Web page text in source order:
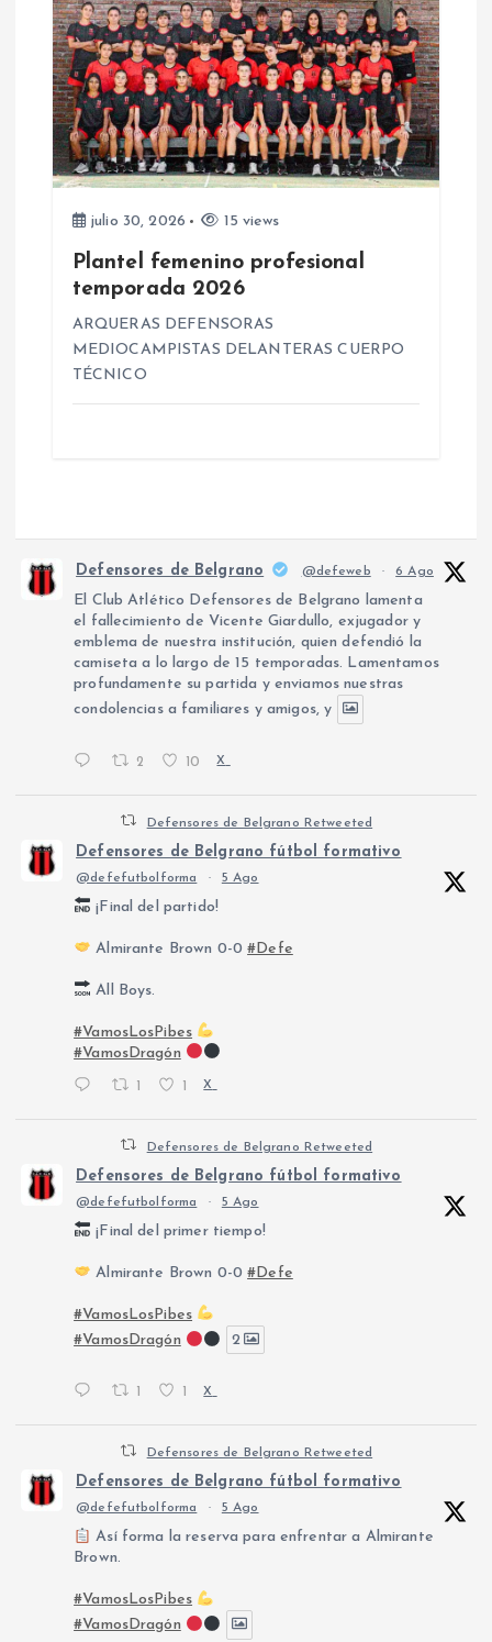
a
s
julio 30, 2026 15 views
Plantel femenino profesional
temporada 2026
ARQUERAS DEFENSORAS
MEDIOCAMPISTAS DELANTERAS CUERPO
TÉCNICO
Defensores de Belgrano @defeweb · 6 Ago
El Club Atlético Defensores de Belgrano lamenta
el fallecimiento de Vicente Giardullo, exjugador y
emblema de nuestra institución, quien defendió la
camiseta a lo largo de 15 temporadas. Lamentamos
profundamente su partida y enviamos nuestras
condolencias a familiares y amigos, y
2 10 X
Defensores de Belgrano Retweeted
Defensores de Belgrano fútbol formativo
@defefutbolforma · 5 Ago
¡Final del partido!
Almirante Brown 0-0#Defe
All Boys.
#VamosLosPibes
#VamosDragón
1 1 X
Defensores de Belgrano Retweeted
Defensores de Belgrano fútbol formativo
@defefutbolforma · 5 Ago
¡Final del primer tiempo!
Almirante Brown 0-0#Defe
#VamosLosPibes
#VamosDragón
2
X
Defensores de Belgrano Retweeted
Defensores de Belgrano fútbol formativo
@defefutbolforma · 5 Ago
Así forma la reserva para enfrentar a Almirante
Brown.
#VamosLosPibes
#VamosDragón